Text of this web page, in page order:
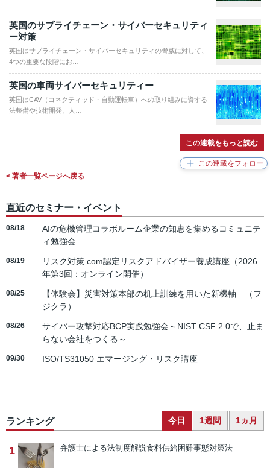
英国のサプライチェーン・サイバーセキュリティ
ー対策
英国はサプライチェーン・サイバーセキュリティの脅威に対して、
4つの重要な段階にお…
英国の車両サイバーセキュリティー
英国はCAV（コネクティッド・自動運転車）への取り組みに資する
法整備や技術開発、人…
この連載をもっと読む
< 著者一覧ページへ戻る
直近のセミナー・イベント
08/18
AIの危機管理コラボルーム企業の知恵を集めるコミュニテ
ィ勉強会
08/19
リスク対策.com認定リスクアドバイザー養成講座（2026
年第3回：オンライン開催）
08/25
【体験会】災害対策本部の机上訓練を用いた新機軸 （フ
ジクラ）
08/26
サイバー攻撃対応BCP実践勉強会～NIST CSF 2.0で、止ま
らない会社をつくる～
09/30 ISO/TS31050 エマージング・リスク講座
ランキング 今日 1週間 1ヵ月
1 弁護士による法制度解説食料供給困難事態対策法